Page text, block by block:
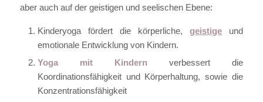
aber auch auf der geistigen und seelischen Ebene:
Kinderyoga fördert die körperliche,geistige und
emotionale Entwicklung von Kindern.
Yoga mit Kindern verbessert die
Koordinationsfähigkeit und Körperhaltung, sowie die
Konzentrationsfähigkeit